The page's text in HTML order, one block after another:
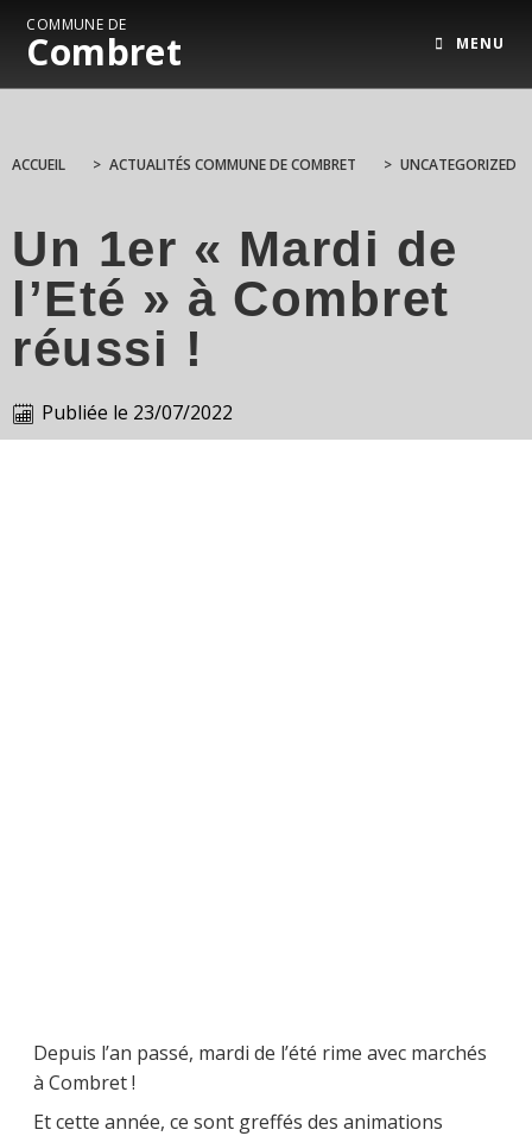
COMMUNE DE
Combret MENU
ACCUEIL > ACTUALITÉS COMMUNE DE COMBRET > UNCATEGORIZED
Un 1er « Mardi de
l’Eté » à Combret
réussi !
Publiée le 23/07/2022
Depuis l’an passé, mardi de l’été rime avec marchés
à Combret !
Et cette année, ce sont greffés des animations